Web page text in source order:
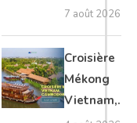
Thaïlande :
voyage
authentique
7 août 2026
Croisière
Mékong
Vietnam,